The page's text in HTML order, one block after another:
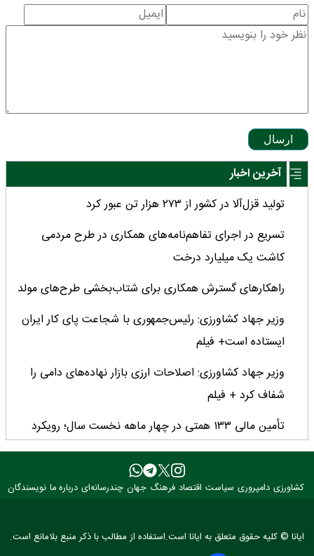
ارسال
آخرین اخبار
تولید قزل‌آلا در کشور از ۲۷۳ هزار تن عبور کرد
تسریع در اجرای تفاهم‌نامه‌های همکاری در طرح مردمی
کاشت یک میلیارد درخت
راهکارهای گسترش همکاری برای شتاب‌بخشی طرح‌های مولد
وزیر جهاد کشاورزی: رئیس‌جمهوری با شجاعت پای کار ایران
ایستاده است+ فیلم
وزیر جهاد کشاورزی: اصلاحات ارزی بازار نهاده‌های دامی را
شفاف کرد + فیلم
تأمین مالی ۱۳۳ همتی در چهار ماهه نخست سال؛ رویکرد
هدفمند بانک کشاورزی برای تضمین امنیت غذایی
فراخوان بین‌المللی فائو برای طراحی پوستر روز جهانی غذا
۳ عضو کمیسیون کشاورزی مجلس با وزیر جهاد کشاورزی
کشاورزی دامپروری سیاست اقتصاد فرهنگ جهان چندرسانه‌ای درباره ما نویسندگان
ایانا © کلیه حقوق متعلق به ایانا است.استفاده از مطالب با ذکر منبع بلامانع است.